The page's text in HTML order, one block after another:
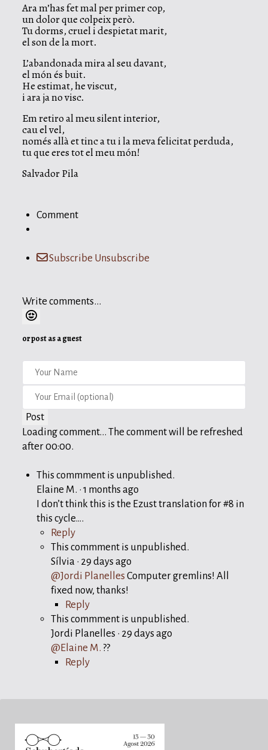
Ara m’has fet mal per primer cop,
un dolor que colpeix però.
Tu dorms, cruel i despietat marit,
el son de la mort.
L’abandonada mira al seu davant,
el món és buit.
He estimat, he viscut,
i ara ja no visc.
Em retiro al meu silent interior,
cau el vel,
només allà et tinc a tu i la meva felicitat perduda,
tu que eres tot el meu món!
Salvador Pila
Comment
Subscribe Unsubscribe
Write comments...
or post as a guest
Post
Loading comment... The comment will be refreshed
after00:00.
This commment is unpublished.
Elaine M. · 1 months ago
I don’t think this is the Ezust translation for #8 in
this cycle….
Reply
This commment is unpublished.
Sílvia · 29 days ago
@Jordi Planelles Computer gremlins! All
fixed now, thanks!
Reply
This commment is unpublished.
Jordi Planelles · 29 days ago
@Elaine M. ??
Reply